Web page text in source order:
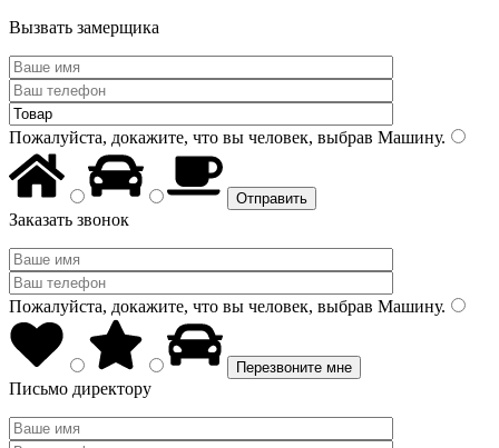
Вызвать замерщика
Пожалуйста, докажите, что вы человек, выбрав Машину.
Заказать звонок
Пожалуйста, докажите, что вы человек, выбрав Машину.
Письмо директору